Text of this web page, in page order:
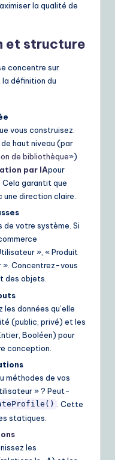
la qualité de
et structure
concentre sur
la définition du
vous construisez.
haut niveau (par
de bibliothèque»)
par IApour
garantit que
direction claire.
votre système. Si
», « Produit
». Concentrez-vous
des objets.
données qu’elle
(public, privé) et les
Booléen) pour
conception.
méthodes de vos
» ? Peut-
. Cette
statiques.
les